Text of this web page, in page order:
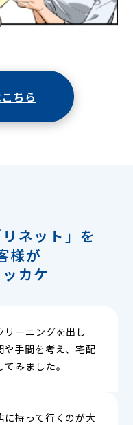
ちら
ネット」を
様が
カケ
ーニングを出し
や手間を考え、宅配
みました。
に持って行くのが大